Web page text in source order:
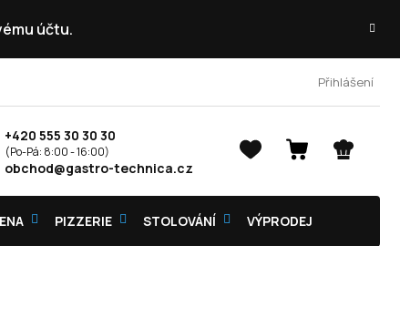
účtu.
Přihlášení
NÁKUPNÍ
+420 555 30 30 30
obchod@gastro-technica.cz
PIZZERIE STOLOVÁNÍ VÝPRODEJ